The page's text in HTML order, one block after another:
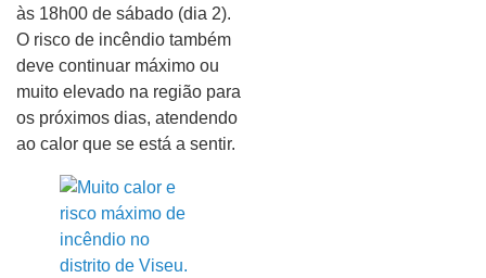
às 18h00 de sábado (dia 2).
O risco de incêndio também
deve continuar máximo ou
muito elevado na região para
os próximos dias, atendendo
ao calor que se está a sentir.